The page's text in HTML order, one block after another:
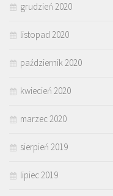
grudzień 2020
listopad 2020
październik 2020
kwiecień 2020
marzec 2020
sierpień 2019
lipiec 2019